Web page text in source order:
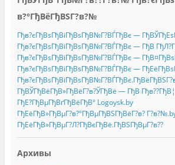
в?°ГђВёГђВЅГ?в?№
Гђв?єГђВѕГђВіГђВѕГђВ№Г?ВЃГђВє —
Гђв?єГђВѕГђВіГђВѕГђВ№Г?ВЃГђВє — ГђВ
Гђв?єГђВѕГђВіГђВѕГђВ№Г?ВЃГђВє —
Гђв?єГђВѕГђВіГђВѕГђВ№Г?ВЃГђВє —
ГђВЎГђВёГђВ»ГђВёГ?в?ЎГђВё — ГђВ Гђв??ГђВ¦
ГђЕ?ГђВµГђВґГђВёГђВ° Logoysk.by
ГђЕёГђВ»ГђВµГ?в?°ГђВµГђВЅГђВёГ?в?
ГђЕёГђВ»ГђВµГ?Л?ГђВєГђВё.ГђВЅГђВµГ?в??
Архивы